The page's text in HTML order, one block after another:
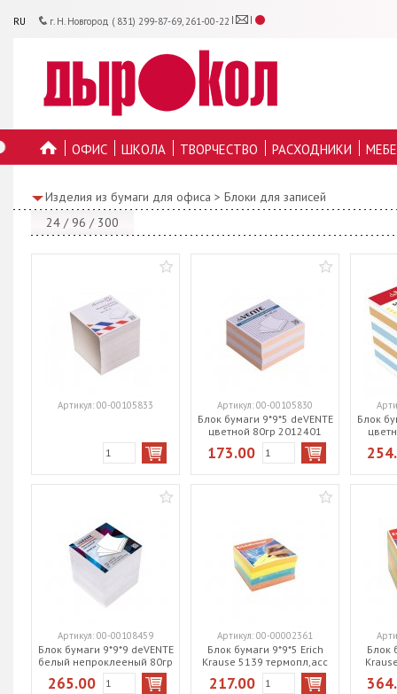
RU г. Н. Новгород ( 831) 299-87-69, 261-00-22
ОФИС ШКОЛА ТВОРЧЕСТВО РАСХОДНИКИ
Изделия из бумаги для офиса > Блоки для записей
24 / 96 / 300
Артикул: 00-00105833
Блок бумаги 9*9*5 deVENTE
цветной 80гр 2012401
Артикул: 00-00105830
173.00
Блок
Блок бумаги 9*9*9 deVENTE
белый непроклееный 80гр
2012402
Артикул: 00-00108459
265.00
Блок бумаги 9*9*5 Erich
Krause 5139 термопл,асс
Артикул: 00-00002361
217.00
Блок